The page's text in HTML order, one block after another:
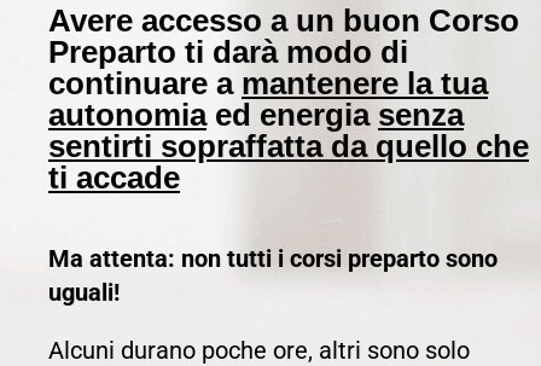
Avere accesso a un buon Corso
Preparto ti darà modo di
continuare a mantenere la tua
autonomiaed energia senza
sentirti sopraffatta da quello che
ti accade
Ma attenta: non tutti i corsi preparto sono
uguali!
Alcuni durano poche ore, altri sono solo